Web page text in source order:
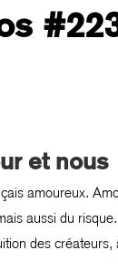
et nous
amoureux.
aussi du
des créateurs,